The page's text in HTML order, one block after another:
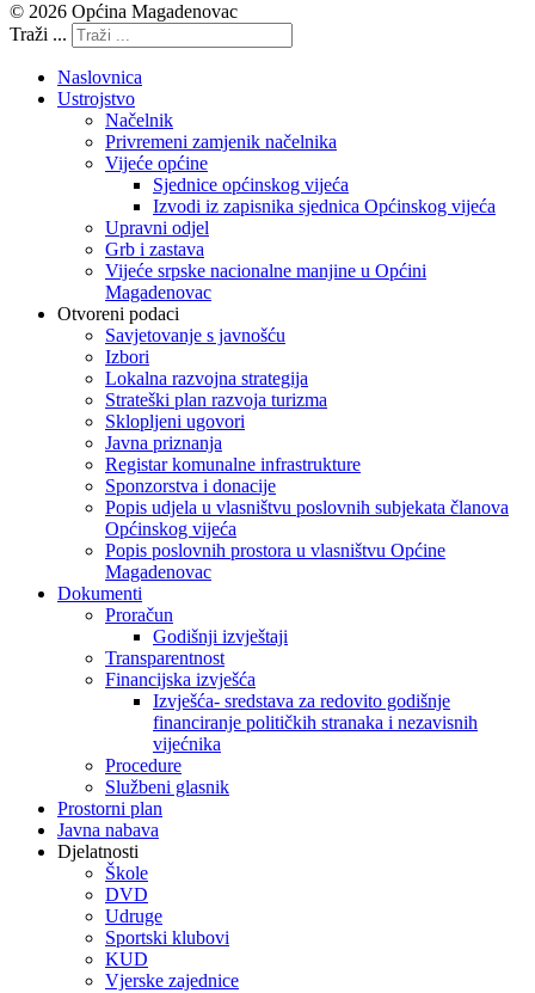
© 2026 Općina Magadenovac
Traži ...
Naslovnica
Ustrojstvo
Načelnik
Privremeni zamjenik načelnika
Vijeće općine
Sjednice općinskog vijeća
Izvodi iz zapisnika sjednica Općinskog vijeća
Upravni odjel
Grb i zastava
Vijeće srpske nacionalne manjine u Općini
Magadenovac
Otvoreni podaci
Savjetovanje s javnošću
Izbori
Lokalna razvojna strategija
Strateški plan razvoja turizma
Sklopljeni ugovori
Javna priznanja
Registar komunalne infrastrukture
Sponzorstva i donacije
Popis udjela u vlasništvu poslovnih subjekata članova
Općinskog vijeća
Popis poslovnih prostora u vlasništvu Općine
Magadenovac
Dokumenti
Proračun
Godišnji izvještaji
Transparentnost
Financijska izvješća
Izvješća- sredstava za redovito godišnje
financiranje političkih stranaka i nezavisnih
vijećnika
Procedure
Službeni glasnik
Prostorni plan
Javna nabava
Djelatnosti
Škole
DVD
Udruge
Sportski klubovi
KUD
Vjerske zajednice